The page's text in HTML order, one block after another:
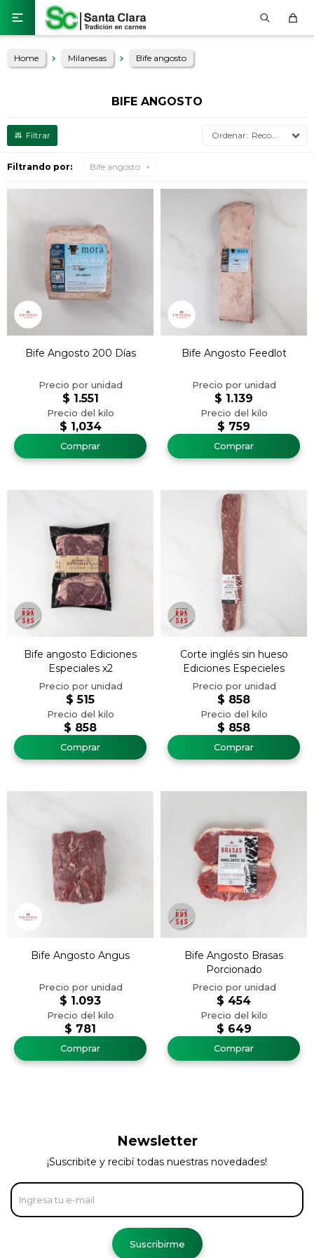

Home Milanesas Bife angosto
BIFE ANGOSTO
Recomendados
Filtrando por: Bife angosto
Bife Angosto 200 Días
$ 1,034
$ 1.551
Bife Angosto Feedlot
$ 759
$ 1.139
Bife angosto Ediciones
Especiales x2
$ 858
$ 515
Corte inglés sin hueso
Ediciones Especieles
$ 858
$ 858
Bife Angosto Angus
$ 781
$ 1.093
Bife Angosto Brasas
Porcionado
$ 649
$ 454
Newsletter
¡Suscribite y recibí todas nuestras novedades!
Suscribirme